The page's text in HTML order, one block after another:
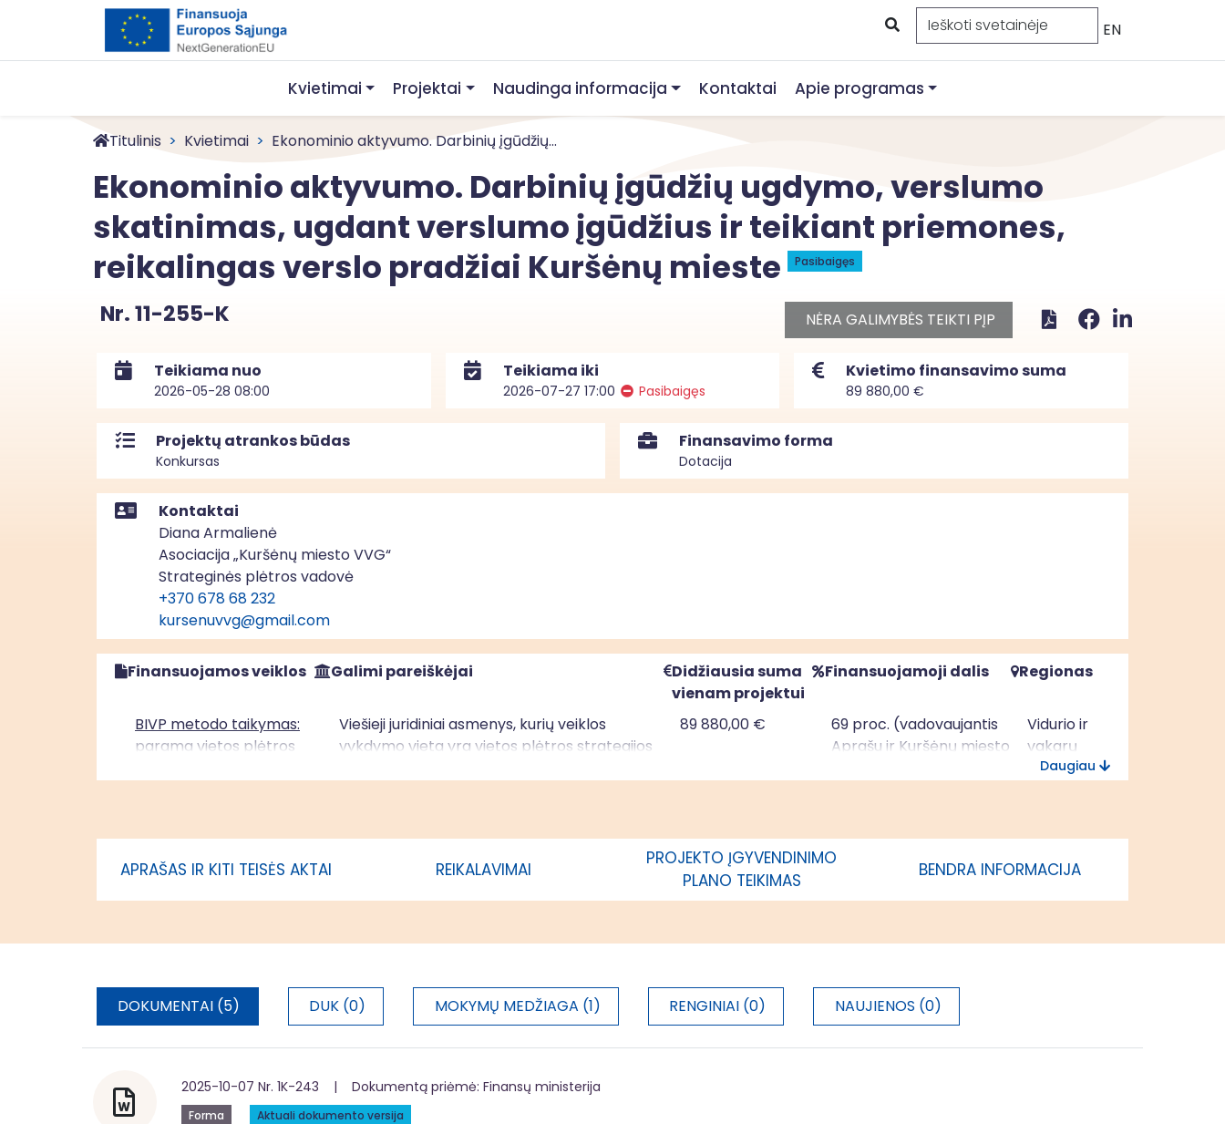
EN
Kvietimai Projektai Naudinga informacija Kontaktai Apie programas
Titulinis Kvietimai Ekonominio aktyvumo. Darbinių įgūdžių...
Ekonominio aktyvumo. Darbinių įgūdžių ugdymo, verslumo
skatinimas, ugdant verslumo įgūdžius ir teikiant priemones,
reikalingas verslo pradžiai Kuršėnų mieste
Pasibaigęs
Nr. 11-255-K NĖRA GALIMYBĖS TEIKTI PĮP
Teikiama nuo
2026-05-28 08:00
Teikiama iki
2026-07-27 17:00 Pasibaigęs
Kvietimo finansavimo suma
89 880,00 €
Projektų atrankos būdas
Konkursas
Finansavimo forma
Dotacija
Kontaktai
Diana Armalienė
Asociacija „Kuršėnų miesto VVG“
Strateginės plėtros vadovė
+370 678 68 232
kursenuvvg@gmail.com
Finansuojamos veiklos Galimi pareiškėjai
Didžiausia suma
vienam projektui
Finansuojamoji dalis Regionas
BIVP metodo taikymas:
parama vietos plėtros
Viešieji juridiniai asmenys, kurių veiklos
vykdymo vieta yra vietos plėtros strategijos
teritorijoje; savivaldybės, kurios teritorijoje
administracija
89 880,00 €
69 proc. (vadovaujantis
Aprašu ir Kuršėnų miesto
Vidurio ir
vakarų
Lietuvos
Daugiau
APRAŠAS IR KITI TEISĖS AKTAI REIKALAVIMAI
PROJEKTO ĮGYVENDINIMO
PLANO TEIKIMAS
BENDRA INFORMACIJA
DOKUMENTAI (5) DUK (0) MOKYMŲ MEDŽIAGA (1) RENGINIAI (0) NAUJIENOS (0)
2025-10-07 Nr. 1K-243 | Dokumentą priėmė: Finansų ministerija
Forma Aktuali dokumento versija